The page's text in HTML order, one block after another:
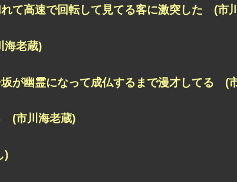
て高速で回転して見てる客に激突した (市
老蔵)
が幽霊になって成仏するまで漫才してる (
(市川海老蔵)
)